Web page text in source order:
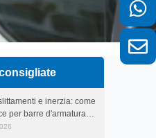
e inerzia: come
per barre d'armatura
rivoluziona la